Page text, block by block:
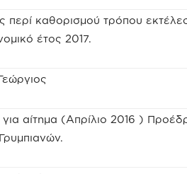
περί καθορισμού τρόπου
έτος 2017.
αίτημα (Απρίλιο 2016 )